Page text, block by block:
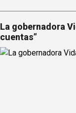
La gobernadora
cuentas”